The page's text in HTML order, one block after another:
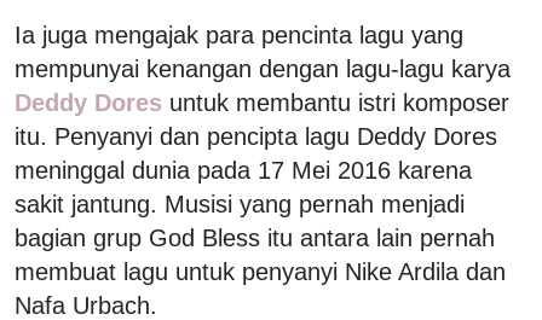
Ia juga mengajak para pencinta lagu yang
mempunyai kenangan dengan lagu-lagu karya
Deddy Dores untuk membantu istri komposer
itu. Penyanyi dan pencipta lagu Deddy Dores
meninggal dunia pada 17 Mei 2016 karena
sakit jantung. Musisi yang pernah menjadi
bagian grup God Bless itu antara lain pernah
membuat lagu untuk penyanyi Nike Ardila dan
Nafa Urbach.